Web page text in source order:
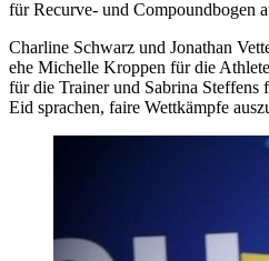
für Recurve- und Compoundbogen
Charline Schwarz und Jonathan
ehe Michelle Kroppen für die
für die Trainer und Sabrina Steffens
Eid sprachen, faire Wettkämpfe